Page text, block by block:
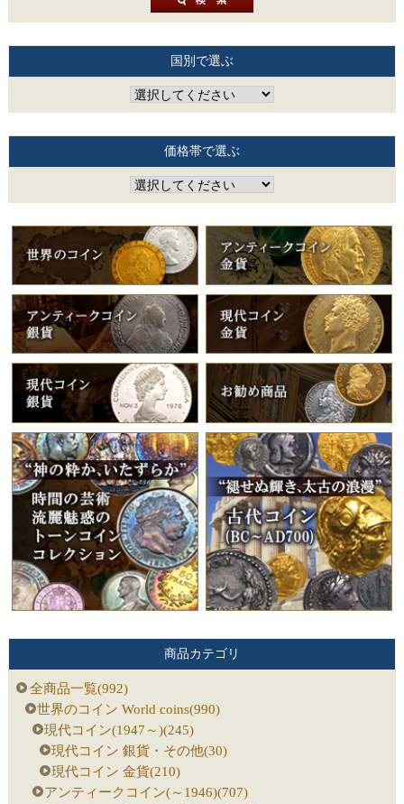
国別で選ぶ
価格帯で選ぶ
商品カテゴリ
全商品一覧(992)
世界のコイン World coins(990)
現代コイン(1947～)(245)
現代コイン 銀貨・その他(30)
現代コイン 金貨(210)
アンティークコイン(～1946)(707)